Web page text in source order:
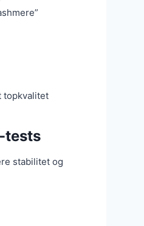
topkvalitet
tests
stabilitet og